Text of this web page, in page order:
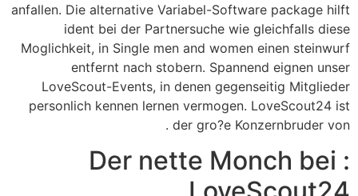
anfallen. Die alternative Variabel-Software package hilft
ident bei der Partnersuche wie gleichfalls diese
Moglichkeit, in Single men and women einen steinwurf
entfernt nach stobern. Spannend eignen unser
LoveScout-Events, in denen gegenseitig Mitglieder
personlich kennen lernen vermogen. LoveScout24 ist
der gro?e Konzernbruder von .
: Der nette Monch bei